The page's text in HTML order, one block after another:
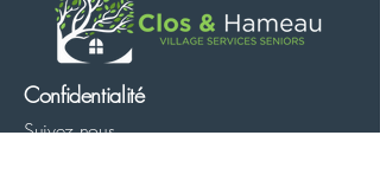
Confidentialité
Suivez nous